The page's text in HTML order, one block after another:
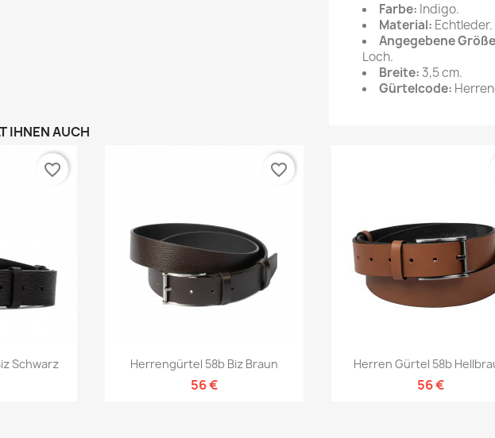
Farbe: Indigo.
Material: Echtleder.
Angegebene
Loch.
Breite:3,5 cm.
Gürtelcode:
IHNEN AUCH
Schwarz
favorite_border
Vorschau
Herrengürtel 58b Biz Braun
56 €
favorite_border
Vorschau
Herren Gürtel 58b
56 €